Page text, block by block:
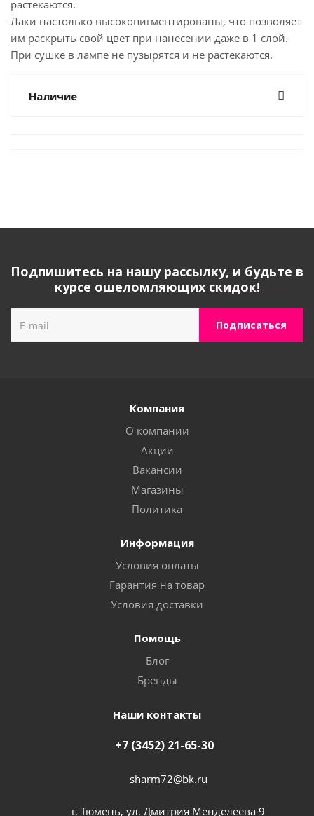
растекаются.
Лаки настолько высокопигментированы, что позволяет
им раскрыть свой цвет при нанесении даже в 1 слой.
При сушке в лампе не пузырятся и не растекаются.
Наличие
Подпишитесь на нашу рассылку, и будьте в
курсе ошеломляющих скидок!
Компания
О компании
Акции
Вакансии
Магазины
Политика
Информация
Условия оплаты
Гарантия на товар
Условия доставки
Помощь
Блог
Бренды
Наши контакты
+7 (3452) 21-65-30
sharm72@bk.ru
г. Тюмень, ул. Дмитрия Менделеева 9